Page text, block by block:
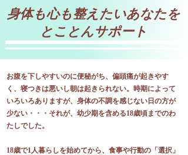
身体も心も整えたいあなたを
とことんサポート
お腹を下しやすいのに便秘がち、偏頭痛が起きやす
く、寝つきは悪いし朝は起きられない。時期によって
いろいろありますが、身体の不調を感じない日の方が
少ない・・・それが、幼少期を含める18歳頃までのわ
たしでした。
18歳で1人暮らしを始めてから、食事や行動の「選択」